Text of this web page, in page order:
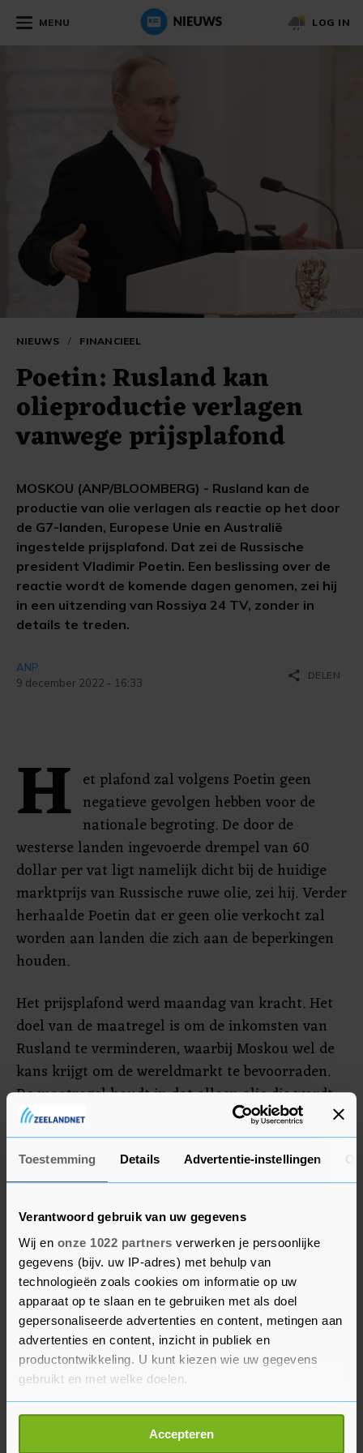
Toestemming Details Advertentie-instellingen
Verantwoord gebruik van uw gegevens
Wij en onze 1022 partners verwerken je persoonlijke
gegevens (bijv. uw IP-adres) met behulp van
technologieën zoals cookies om informatie op uw
apparaat op te slaan en te gebruiken met als doel
gepersonaliseerde advertenties en content, metingen aan
advertenties en content, inzicht in publiek en
productontwikkeling. U kunt kiezen wie uw gegevens
gebruikt en met welke doelen.
Als u het toestaat, willen we ook graag:
Informatie verzamelen over uw geografische
Accepteren
MENU LOG IN
NIEUWS / FINANCIEEL
Poetin: Rusland kan
olieproductie verlagen
vanwege prijsplafond
MOSKOU (ANP/BLOOMBERG) - Rusland kan de
productie van olie verlagen als reactie op het door
de G7-landen, Europese Unie en Australië
ingestelde prijsplafond. Dat zei de Russische
president Vladimir Poetin. Een beslissing over de
reactie wordt de komende dagen genomen, zei hij
in een uitzending van Rossiya 24 TV, zonder in
details te treden.
ANP
9 december 2022 - 16:33
share DELEN
H et plafond zal volgens Poetin geen
negatieve gevolgen hebben voor de
nationale begroting. De door de
westerse landen ingevoerde drempel van 60
dollar per vat ligt namelijk dicht bij de huidige
marktprijs van Russische ruwe olie, zei hij. Verder
herhaalde Poetin dat er geen olie verkocht zal
worden aan landen die zich aan de beperkingen
houden.
Het prijsplafond werd maandag van kracht. Het
doel van de maatregel is om de inkomsten van
Rusland te verminderen, waarbij Moskou wel de
kans krijgt om de wereldmarkt te bevoorraden.
De maatregel houdt in dat alleen olie die wordt
verkocht tegen een prijs van 60 dollar per vat of
minder kan worden geleverd.